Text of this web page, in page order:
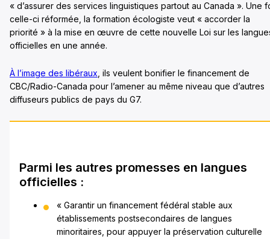
« d’assurer des services linguistiques partout au Canada ». Une
celle-ci réformée, la formation écologiste veut « accorder la
priorité » à la mise en œuvre de cette nouvelle Loi sur les
officielles en une année.
À l’image des libéraux , ils veulent bonifier le financement de
CBC/Radio-Canada pour l’amener au même niveau que d’autres
diffuseurs publics de pays du G7.
Parmi les autres promesses en langues
officielles :
« Garantir un financement fédéral stable aux
établissements postsecondaires de langues
minoritaires, pour appuyer la préservation culturelle